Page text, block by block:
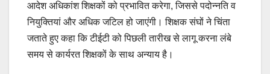
आदेश अधिकांश शिक्षकों को प्रभावित करेगा, जिससे पदोन्नति व
नियुक्तियां और अधिक जटिल हो जाएंगी। शिक्षक संघों ने चिंता
जताते हुए कहा कि टीईटी को पिछली तारीख से लागू करना लंबे
समय से कार्यरत शिक्षकों के साथ अन्याय है।